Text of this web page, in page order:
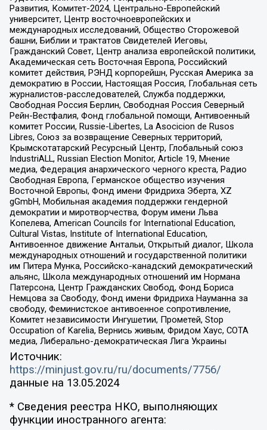
Развития, Комитет-2024, Центрально-Европейский
университет, Центр восточноевропейских и
международных исследований, Общество Сторожевой
башни, Библии и трактатов Свидетелей Иеговы,
Гражданский Совет, Центр анализа европейской политики,
Академическая сеть Восточная Европа, Российский
комитет действия, РЭНД корпорейшн, Русская Америка за
демократию в России, Настоящая Россия, Глобальная сеть
журналистов-расследователей, Служба поддержки,
Свободная Россия Берлин, Свободная Россия Северный
Рейн-Вестфалия, Фонд глобальной помощи, Антивоенный
комитет России, Russie-Libertes, La Asocicion de Rusos
Libres, Союз за возвращение Северных территорий,
Крымскотатарский Ресурсный Центр, Глобальный союз
IndustriALL, Russian Election Monitor, Article 19, Мнение
медиа, Федерация анархического черного креста, Радио
Свободная Европа, Германское общество изучения
Восточной Европы, Фонд имени Фридриха Эберта, XZ
gGmbH, Мобильная академия поддержки гендерной
демократии и миротворчества, Форум имени Льва
Копелева, American Councils for International Education,
Cultural Vistas, Institute of International Education,
Антивоенное движение Антальи, Открытый диалог, Школа
международных отношений и государственной политики
им Питера Мунка, Российско-канадский демократический
альянс, Школа международных отношений им Нормана
Патерсона, Центр Гражданских Свобод, Фонд Бориса
Немцова за Свободу, Фонд имени Фридриха Науманна за
свободу, Феминистское антивоенное сопротивление,
Комитет независимости Ингушетии, Прометей, Stop
Occupation of Karelia, Вернись живым, Фридом Хаус, СОТА
медиа, Либерально-демократическая Лига Украины
Источник:
https://minjust.gov.ru/ru/documents/7756/
данные на 13.05.2024
* Сведения реестра НКО, выполняющих
функции иностранного агента: